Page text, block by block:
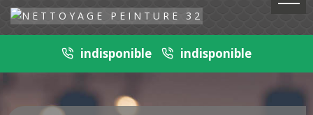
indisponible indisponible